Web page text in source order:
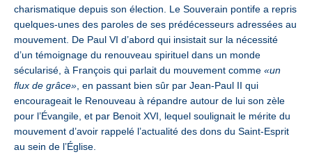
charismatique depuis son élection. Le Souverain pontife a repris
quelques-unes des paroles de ses prédécesseurs adressées au
mouvement. De Paul VI d’abord qui insistait sur la nécessité
d’un témoignage du renouveau spirituel dans un monde
sécularisé, à François qui parlait du mouvement comme «un
flux de grâce» , en passant bien sûr par Jean-Paul II qui
encourageait le Renouveau à répandre autour de lui son zèle
pour l’Évangile, et par Benoit XVI, lequel soulignait le mérite du
mouvement d’avoir rappelé l’actualité des dons du Saint-Esprit
au sein de l’Église.